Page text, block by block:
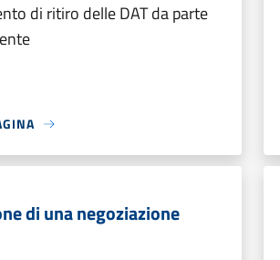
di ritiro delle DAT da parte
di una negoziazione